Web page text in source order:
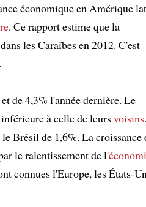
économique en Amérique
. Ce rapport estime que la
les Caraïbes en 2012. C'est
de 4,3% l'année dernière. Le
à celle de leursvoisins.
Brésil de 1,6%. La croissance
le ralentissement de l'
connues l'Europe, les États-